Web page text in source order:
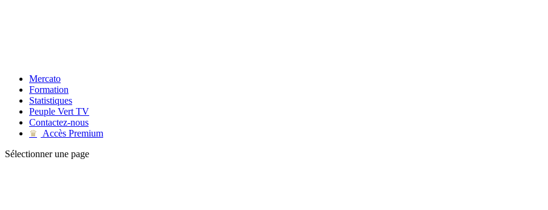
Mercato
Formation
Statistiques
Peuple Vert TV
Contactez-nous
♛
Accès Premium
Sélectionner une page